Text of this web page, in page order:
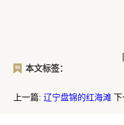
陈珞珈
本文标签：
上一篇:辽宁盘锦的红海滩